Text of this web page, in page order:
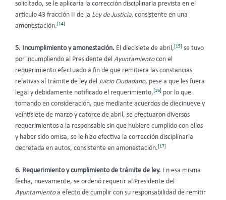
solicitado, se le aplicaría la corrección disciplinaria prevista en el
artículo 43 fracción II de la Ley de Justicia, consistente en una
amonestación.[14]
5. Incumplimiento y amonestación. El diecisiete de abril,[15] se tuvo
por incumpliendo al Presidente del Ayuntamientocon el
requerimiento efectuado a fin de que remitiera las constancias
relativas al trámite de ley del Juicio Ciudadano, pese a que les fuera
legal y debidamente notificado el requerimiento,[16] por lo que
tomando en consideración, que mediante acuerdos de diecinueve y
veintisiete de marzo y catorce de abril, se efectuaron diversos
requerimientos a la responsable sin que hubiere cumplido con ellos
y haber sido omisa, se le hizo efectiva la corrección disciplinaria
decretada en autos, consistente en amonestación.[17]
6. Requerimiento y cumplimiento de trámite de ley. En esa misma
fecha, nuevamente, se ordenó requerir al Presidente del
Ayuntamientoa efecto de cumplir con su responsabilidad de remitir